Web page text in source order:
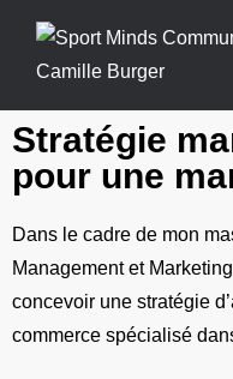
Stratégie
pour une
Dans le cadre de mon
Management et
concevoir une stratégie
commerce spécialisé